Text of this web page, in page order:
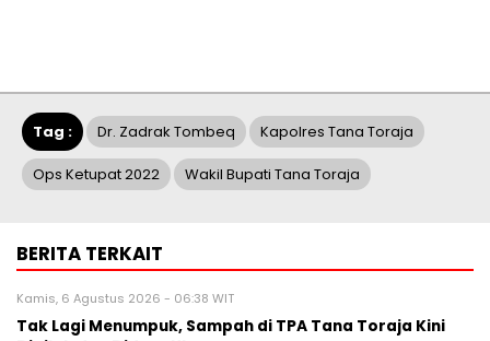
Tag : Dr. Zadrak Tombeq Kapolres Tana Toraja
Ops Ketupat 2022 Wakil Bupati Tana Toraja
BERITA TERKAIT
Kamis, 6 Agustus 2026 - 06:38 WIT
Tak Lagi Menumpuk, Sampah di TPA Tana Toraja Kini